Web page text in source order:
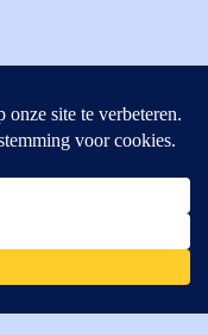
diensten. Door
akkoord met ons